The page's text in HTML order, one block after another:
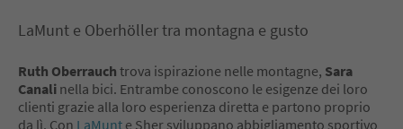
LaMunt e Oberhöller tra montagna e gusto
Ruth Oberrauch trova ispirazione nelle montagne, Sara
Canali nella bici. Entrambe conoscono le esigenze dei loro
clienti grazie alla loro esperienza diretta e partono proprio
da lì. Con LaMunt e Sher sviluppano abbigliamento sportivo